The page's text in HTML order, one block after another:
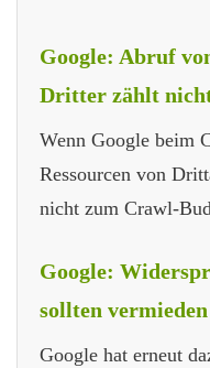
Google: Abruf
Dritter zählt
Wenn Google beim
Ressourcen von
nicht zum Crawl-
Google:
sollten
Google hat erneut